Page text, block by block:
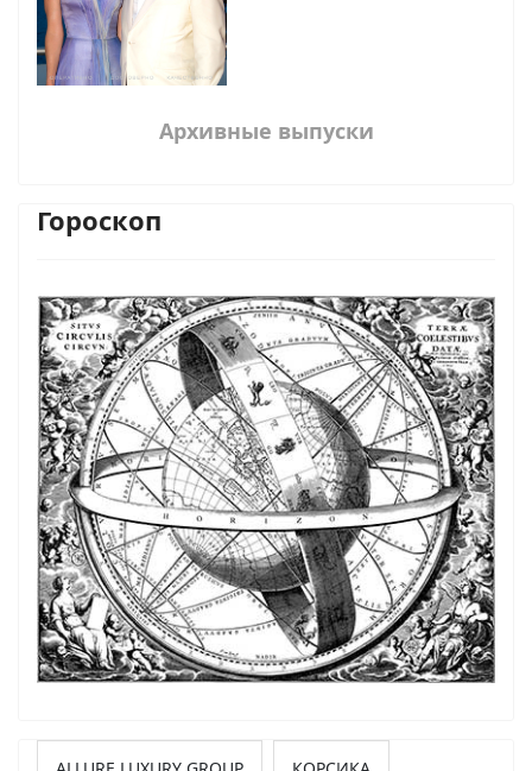
Архивные выпуски
Гороскоп